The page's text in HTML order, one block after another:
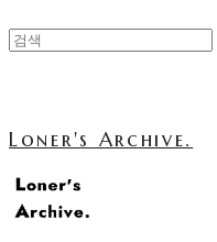
Loner's Archive.